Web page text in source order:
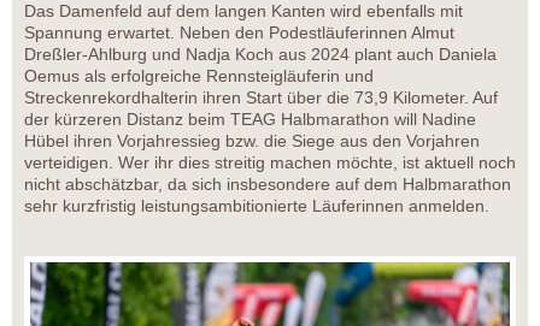
Das Damenfeld auf dem langen Kanten wird ebenfalls mit
Spannung erwartet. Neben den Podestläuferinnen Almut
Dreßler-Ahlburg und Nadja Koch aus 2024 plant auch Daniela
Oemus als erfolgreiche Rennsteigläuferin und
Streckenrekordhalterin ihren Start über die 73,9 Kilometer. Auf
der kürzeren Distanz beim TEAG Halbmarathon will Nadine
Hübel ihren Vorjahressieg bzw. die Siege aus den Vorjahren
verteidigen. Wer ihr dies streitig machen möchte, ist aktuell noch
nicht abschätzbar, da sich insbesondere auf dem Halbmarathon
sehr kurzfristig leistungsambitionierte Läuferinnen anmelden.